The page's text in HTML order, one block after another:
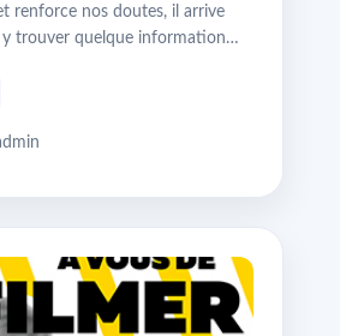
renforce nos doutes, il arrive
y trouver quelque information…